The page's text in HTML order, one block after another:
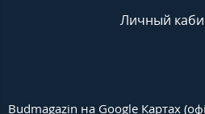
Личный
Budmagazin на Google Картах